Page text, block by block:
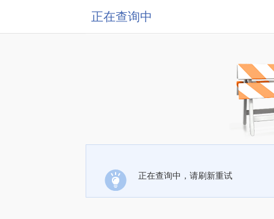
正在查询中
正在查询中，请刷新重试